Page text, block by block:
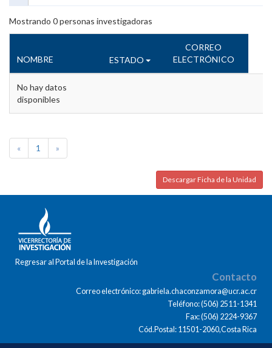
Mostrando 0personas investigadoras
NOMBRE ESTADO
CORREO
ELECTRÓNICO
No hay datos
disponibles
« 1 »
Descargar Ficha de la Unidad
Regresar al Portal de la Investigación
Contacto
Correo electrónico: gabriela.chaconzamora@ucr.ac.cr
Teléfono: (506) 2511-1341
Fax: (506) 2224-9367
Cód.Postal: 11501-2060,Costa Rica